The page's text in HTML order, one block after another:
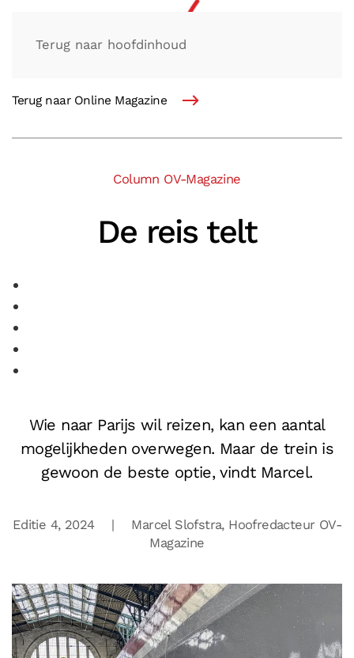
Terug naar hoofdinhoud
Terug naar Online Magazine
Column OV-Magazine
De reis telt
Wie naar Parijs wil reizen, kan een aantal
mogelijkheden overwegen. Maar de trein is
gewoon de beste optie, vindt Marcel.
Editie 4, 2024 | Marcel Slofstra, Hoofredacteur OV-
Magazine